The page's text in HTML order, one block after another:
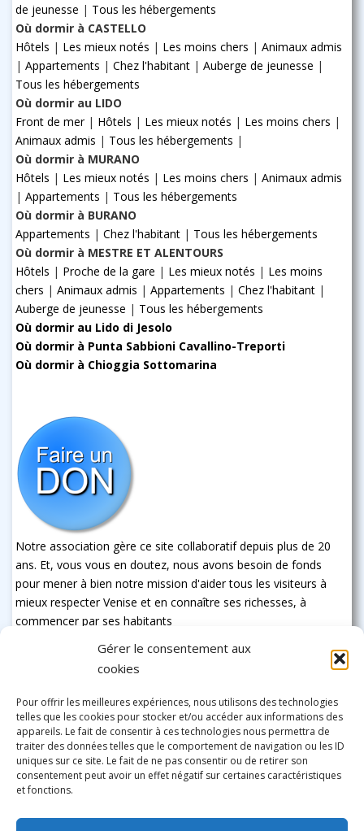
Gérer le consentement aux
cookies
Pour offrir les meilleures expériences, nous utilisons des technologies
telles que les cookies pour stocker et/ou accéder aux informations des
appareils. Le fait de consentir à ces technologies nous permettra de
traiter des données telles que le comportement de navigation ou les ID
uniques sur ce site. Le fait de ne pas consentir ou de retirer son
consentement peut avoir un effet négatif sur certaines caractéristiques
et fonctions.
de jeunesse | Tous les hébergements
Où dormir à CASTELLO
Hôtels | Les mieux notés | Les moins chers | Animaux admis
| Appartements | Chez l'habitant | Auberge de jeunesse |
Tous les hébergements
Où dormir au LIDO
Front de mer| Hôtels | Les mieux notés | Les moins chers |
Animaux admis | Tous les hébergements |
Où dormir à MURANO
Hôtels | Les mieux notés | Les moins chers | Animaux admis
| Appartements | Tous les hébergements
Où dormir à BURANO
Appartements | Chez l'habitant | Tous les hébergements
Où dormir à MESTRE ET ALENTOURS
Hôtels | Proche de la gare | Les mieux notés | Les moins
chers | Animaux admis | Appartements | Chez l'habitant |
Auberge de jeunesse | Tous les hébergements
Où dormir au Lido di Jesolo
Où dormir à Punta Sabbioni Cavallino-Treporti
Où dormir à Chioggia Sottomarina
Notre association gère ce site collaboratif depuis plus de 20
ans. Et, vous vous en doutez, nous avons besoin de fonds
pour mener à bien notre mission d'aider tous les visiteurs à
mieux respecter Venise et en connaître ses richesses, à
commencer par ses habitants